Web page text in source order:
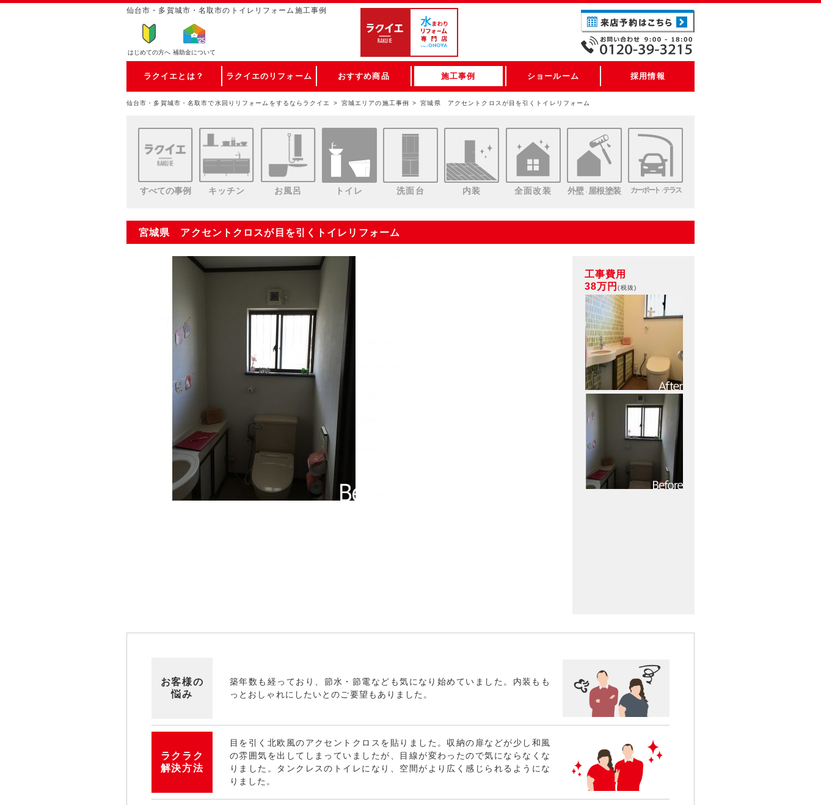
仙台市・多賀城市・名取市のトイレリフォーム施工事例
はじめての方へ 補助金について
ラクイエとは？ ラクイエのリフォーム おすすめ商品 施工事例 ショールーム 採用情報
仙台市・多賀城市・名取市で水回りリフォームをするならラクイエ 宮城エリアの施工事例 宮城県 アクセントクロスが目を引くトイレリフォーム
すべての事例 キッチン お風呂 トイレ 洗面台 内装 全面改装 外壁・ 屋根塗装 カーポート・テラス
宮城県 アクセントクロスが目を引くトイレリフォーム
工事費用
38万円(税抜)
お客様の
悩み
築年数も経っており、節水・節電なども気になり始めていました。内装もも
っとおしゃれにしたいとのご要望もありました。
ラクラク
解決方法
目を引く北欧風のアクセントクロスを貼りました。収納の扉などが少し和風
の雰囲気を出してしまっていましたが、目線が変わったので気にならなくな
りました。タンクレスのトイレになり、空間がより広く感じられるようにな
りました。